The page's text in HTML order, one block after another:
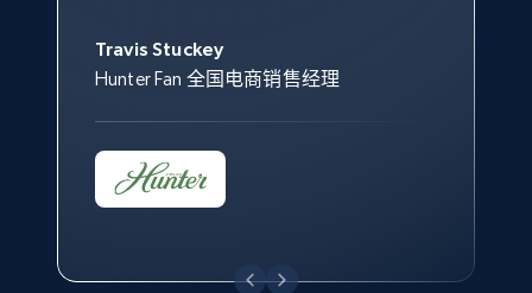
more.
Seller reviews, Breadcrumbs, Root category, and
Travis Stuckey
Hunter Fan 全国电商销售经理
Overstock 的客户战略与洞察总监